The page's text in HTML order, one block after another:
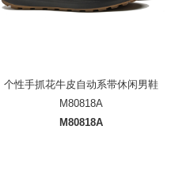
个性手抓花牛皮自动系带休闲男鞋
M80818A
M80818A